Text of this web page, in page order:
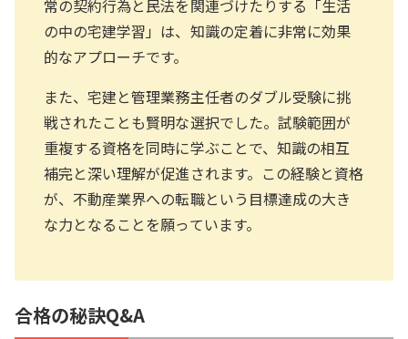
常の契約行為と民法を関連づけたりする「生活
の中の宅建学習」は、知識の定着に非常に効果
的なアプローチです。
また、宅建と管理業務主任者のダブル受験に挑
戦されたことも賢明な選択でした。試験範囲が
重複する資格を同時に学ぶことで、知識の相互
補完と深い理解が促進されます。この経験と資格
が、不動産業界への転職という目標達成の大き
な力となることを願っています。
合格の秘訣Q&A